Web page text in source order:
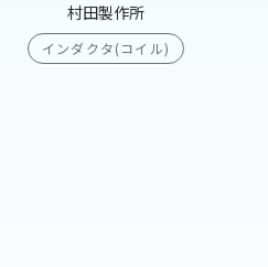
村田製作所
インダクタ(コイル)